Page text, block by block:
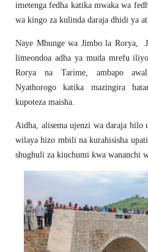
imetenga fedha katika mwaka wa
wa kingo za kulinda daraja dhidi ya
Naye Mbunge wa Jimbo la Rorya,
limeondoa adha ya muda mrefu
Rorya na Tarime, ambapo
Nyathorogo katika mazingira
kupoteza maisha.
Aidha, alisema ujenzi wa daraja hilo
wilaya hizo mbili na kurahisisha
shughuli za kiuchumi kwa wananchi